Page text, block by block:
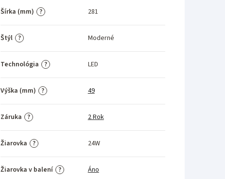
?
Šírka (mm) 281
?
Štýl Moderné
?
Technológia LED
?
Výška (mm) 49
?
Záruka 2 Rok
?
Žiarovka 24W
?
Žiarovka v balení Áno